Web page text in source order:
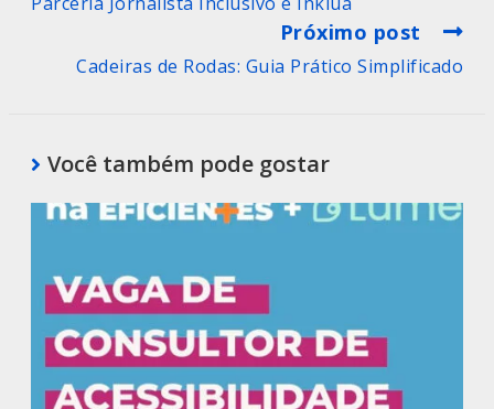
Próximo post
Cadeiras de Rodas: Guia Prático Simplificado
Você também pode gostar